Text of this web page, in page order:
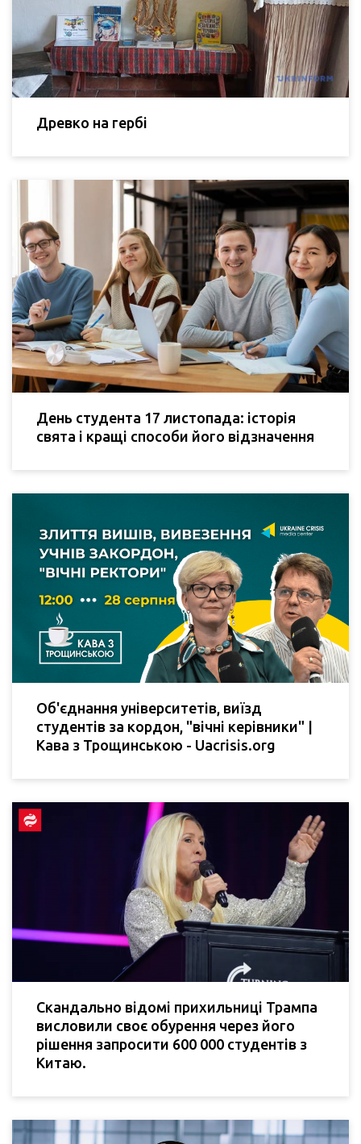
Древко на гербі
День студента 17 листопада: історія
свята і кращі способи його відзначення
Об'єднання університетів, виїзд
студентів за кордон, "вічні керівники" |
Кава з Трощинською - Uacrisis.org
Скандально відомі прихильниці Трампа
висловили своє обурення через його
рішення запросити 600 000 студентів з
Китаю.